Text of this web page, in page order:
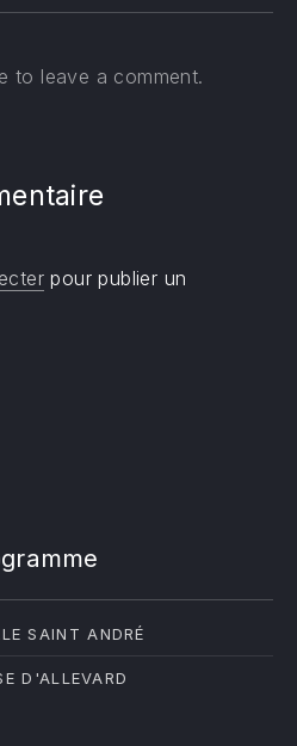
to leave a comment.
pour publier un
SAINT ANDRÉ
D'ALLEVARD